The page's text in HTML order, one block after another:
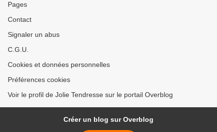
Pages
Contact
Signaler un abus
C.G.U.
Cookies et données personnelles
Préférences cookies
Voir le profil de Jolie Tendresse sur le portail Overblog
Créer un blog sur Overblog